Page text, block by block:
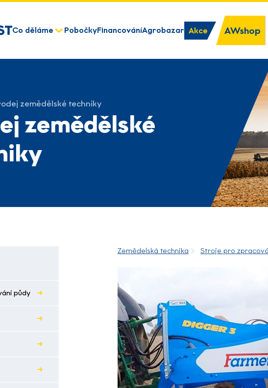
Co děláme PobočkyFinancováníAgrobazar Akce AWshop
zemědělské techniky
zemědělské
půdy
Zemědelská technika Stroje pro